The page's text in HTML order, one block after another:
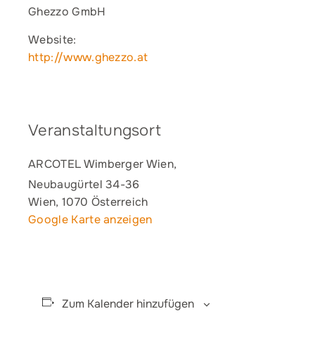
Ghezzo GmbH
Website:
http://www.ghezzo.at
Veranstaltungsort
ARCOTEL Wimberger Wien,
Neubaugürtel 34-36
Wien, 1070 Österreich
Google Karte anzeigen
Zum Kalender hinzufügen